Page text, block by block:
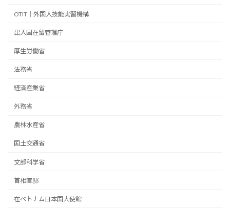
OTIT｜外国人技能実習機構
出入国在留管理庁
厚生労働省
法務省
経済産業省
外務省
農林水産省
国土交通省
文部科学省
首相官邸
在ベトナム日本国大使館